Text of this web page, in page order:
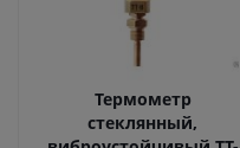
Термометр
стеклянный,